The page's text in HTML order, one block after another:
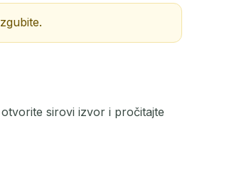
sirovi izvor i pročitajte